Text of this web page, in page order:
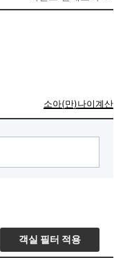
소아(만)나이계산
객실 필터 적용